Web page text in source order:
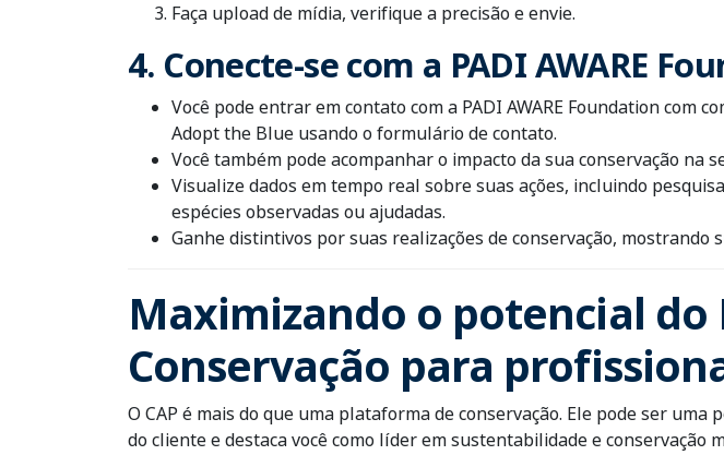
Faça upload de mídia, verifique a precisão e envie.
4. Conecte-se com a PADI AWARE
Você pode entrar em contato com a PADI AWARE Foundation com
Adopt the Blue usando o formulário de contato.
Você também pode acompanhar o impacto da sua conservação na
Visualize dados em tempo real sobre suas ações, incluindo
espécies observadas ou ajudadas.
Ganhe distintivos por suas realizações de conservação, mostrando
Maximizando o potencial do
Conservação para
O CAP é mais do que uma plataforma de conservação. Ele pode ser uma
do cliente e destaca você como líder em sustentabilidade e conservação